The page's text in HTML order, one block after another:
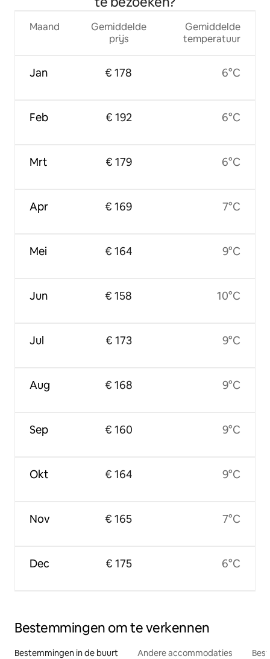
Maand
Jan
Feb
Mrt
Apr
Mei
Jun
Jul
Aug
Sep
Okt
Nov
Dec
Gemiddelde
prijs
€ 178
€ 192
€ 179
€ 169
€ 164
€ 158
€ 173
€ 168
€ 160
€ 164
€ 165
€ 175
Gemiddelde
temperatuur
6°C
6°C
6°C
7°C
9°C
10°C
9°C
9°C
9°C
9°C
7°C
6°C
Bestemmingen om te verkennen
Bestemmingen in de buurt Andere accommodaties